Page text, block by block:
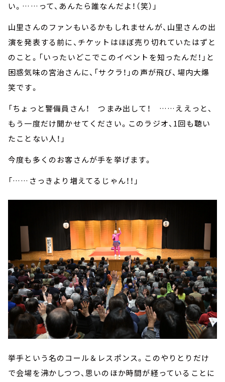
い。……って、あんたら誰なんだよ！（笑）」
山里さんのファンもいるかもしれませんが、山里さんの出
演を発表する前に、チケットはほぼ売り切れていたはずと
のこと。「いったいどこでこのイベントを知ったんだ！」と
困惑気味の宮治さんに、「サクラ！」の声が飛び、場内大爆
笑です。
「ちょっと警備員さん！ つまみ出して！ ……ええっと、
もう一度だけ聞かせてください。このラジオ、1回も聴い
たことない人！」
今度も多くのお客さんが手を挙げます。
「……さっきより増えてるじゃん！！」
挙手という名のコール＆レスポンス。このやりとりだけ
で会場を沸かしつつ、思いのほか時間が経っていることに